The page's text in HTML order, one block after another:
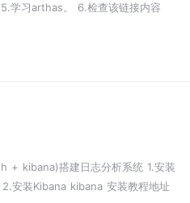
学习arthas。 6.检查该链接内容
+ kibana)搭建日志分析系统 1.安装
安装Kibana kibana 安装教程地址